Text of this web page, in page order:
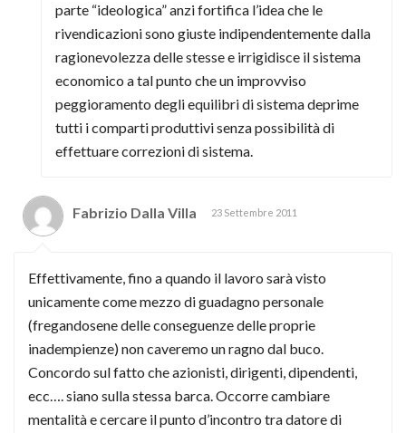
parte “ideologica” anzi fortifica l’idea che le
rivendicazioni sono giuste indipendentemente dalla
ragionevolezza delle stesse e irrigidisce il sistema
economico a tal punto che un improvviso
peggioramento degli equilibri di sistema deprime
tutti i comparti produttivi senza possibilità di
effettuare correzioni di sistema.
Fabrizio Dalla Villa 23 Settembre 2011
Effettivamente, fino a quando il lavoro sarà visto
unicamente come mezzo di guadagno personale
(fregandosene delle conseguenze delle proprie
inadempienze) non caveremo un ragno dal buco.
Concordo sul fatto che azionisti, dirigenti, dipendenti,
ecc…. siano sulla stessa barca. Occorre cambiare
mentalità e cercare il punto d’incontro tra datore di